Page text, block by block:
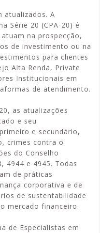
atualizados. A
Série 20 (CPA-20) é
na prospecção,
de investimento ou na
para clientes
Alta Renda, Private
Institucionais em
de atendimento.
as atualizações
e seu
e secundário,
crimes contra o
do Conselho
4944 e 4945. Todas
de práticas
corporativa e de
de sustentabilidade
mercado financeiro.
de Especialistas em